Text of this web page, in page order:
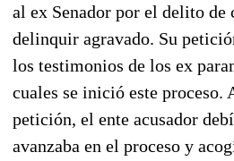
al ex Senador por el delito de
delinquir agravado. Su
los testimonios de los ex
cuales se inició este proceso.
petición, el ente acusador
avanzaba en el proceso y